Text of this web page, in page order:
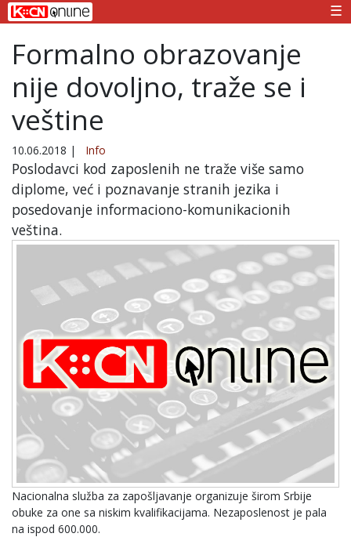
☰
Formalno obrazovanje
nije dovoljno, traže se i
veštine
10.06.2018 | Info
Poslodavci kod zaposlenih ne traže više samo
diplome, već i poznavanje stranih jezika i
posedovanje informaciono-komunikacionih
veština.
Nacionalna služba za zapošljavanje organizuje širom Srbije
obuke za one sa niskim kvalifikacijama. Nezaposlenost je pala
na ispod 600.000.